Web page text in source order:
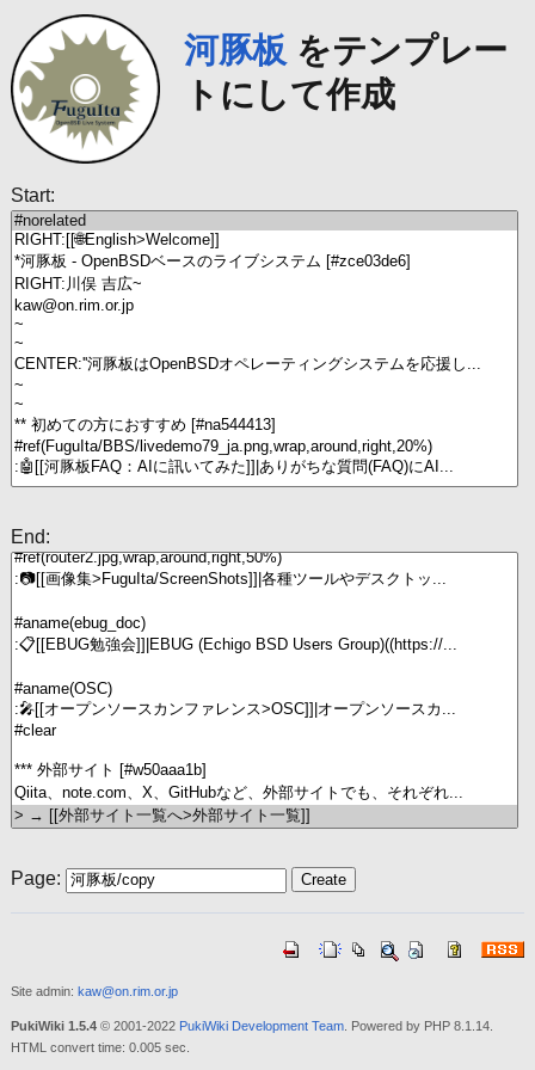
河豚板 をテンプレー
トにして作成
Start:
End:
Page:
Site admin: kaw@on.rim.or.jp
PukiWiki 1.5.4© 2001-2022 PukiWiki Development Team. Powered by PHP 8.1.14.
HTML convert time: 0.005 sec.